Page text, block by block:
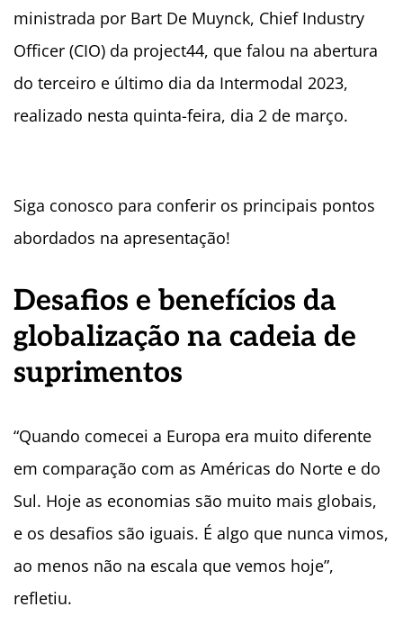
ministrada por Bart De Muynck, Chief Industry
Officer (CIO) da project44, que falou na abertura
do terceiro e último dia da Intermodal 2023,
realizado nesta quinta-feira, dia 2 de março.
Siga conosco para conferir os principais pontos
abordados na apresentação!
Desafios e benefícios da
globalização na cadeia de
suprimentos
“Quando comecei a Europa era muito diferente
em comparação com as Américas do Norte e do
Sul. Hoje as economias são muito mais globais,
e os desafios são iguais. É algo que nunca vimos,
ao menos não na escala que vemos hoje”,
refletiu.